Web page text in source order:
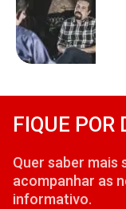
FIQUE POR
Quer saber mais
acompanhar as
informativo.